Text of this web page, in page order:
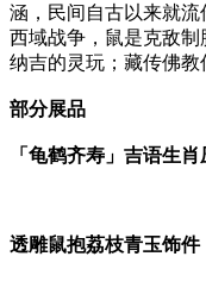
涵，民间自古以来就流
西域战争，鼠是克敌
纳吉的灵玩；藏传佛教
部分展品
「龟鹤齐寿」吉语生
透雕鼠抱荔枝青玉饰件